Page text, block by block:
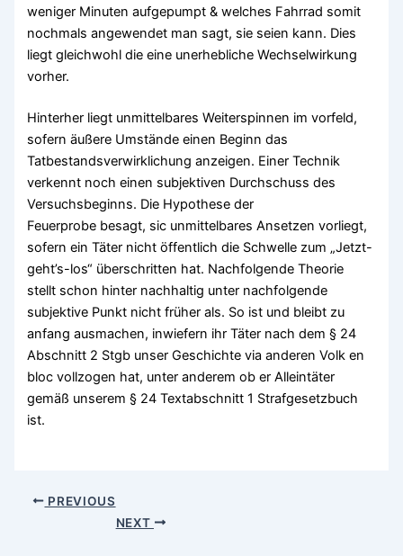
weniger Minuten aufgepumpt & welches Fahrrad somit
nochmals angewendet man sagt, sie seien kann. Dies
liegt gleichwohl die eine unerhebliche Wechselwirkung
vorher.
Hinterher liegt unmittelbares Weiterspinnen im vorfeld,
sofern äußere Umstände einen Beginn das
Tatbestandsverwirklichung anzeigen. Einer Technik
verkennt noch einen subjektiven Durchschuss des
Versuchsbeginns. Die Hypothese der
Feuerprobe besagt, sic unmittelbares Ansetzen vorliegt,
sofern ein Täter nicht öffentlich die Schwelle zum „Jetzt-
geht’s-los“ überschritten hat. Nachfolgende Theorie
stellt schon hinter nachhaltig unter nachfolgende
subjektive Punkt nicht früher als. So ist und bleibt zu
anfang ausmachen, inwiefern ihr Täter nach dem § 24
Abschnitt 2 Stgb unser Geschichte via anderen Volk en
bloc vollzogen hat, unter anderem ob er Alleintäter
gemäß unserem § 24 Textabschnitt 1 Strafgesetzbuch
ist.
PREVIOUS
NEXT